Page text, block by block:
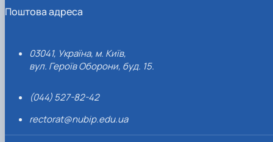
Поштова адреса
03041, Україна, м. Київ,
вул. Героїв Оборони, буд. 15.
(044) 527-82-42
rectorat@nubip.edu.ua